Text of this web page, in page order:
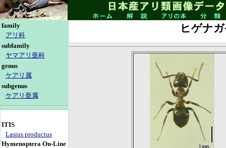
family
アリ科
subfamily
ヤマアリ亜科
genus
ケアリ属
subgenus
ケアリ亜属
ITIS
Lasius productus
Hymenoptera On-Line
ヒゲナ